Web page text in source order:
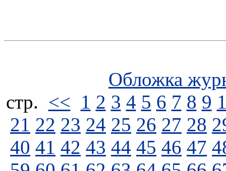
Обложка
стp. << 1 2 3 4 5 6 7 8 9
21 22 23 24 25 26 27 28
40 41 42 43 44 45 46 47